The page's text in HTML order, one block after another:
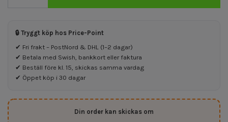
🔒 Tryggt köp hos Price-Point
✔ Fri frakt – PostNord & DHL (1–2 dagar)
✔ Betala med Swish, bankkort eller faktura
✔ Beställ före kl. 15, skickas samma vardag
✔ Öppet köp i 30 dagar
Din order kan skickas om